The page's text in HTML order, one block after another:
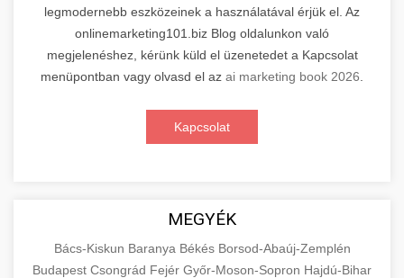
legmodernebb eszközeinek a használatával érjük el. Az
onlinemarketing101.biz Blog oldalunkon való
megjelenéshez, kérünk küld el üzenetedet a Kapcsolat
menüpontban vagy olvasd el az ai marketing book 2026
Kapcsolat
MEGYÉK
Bács-Kiskun Baranya Békés Borsod-Abaúj-Zemplén
Budapest Csongrád Fejér Győr-Moson-Sopron Hajdú-Bihar